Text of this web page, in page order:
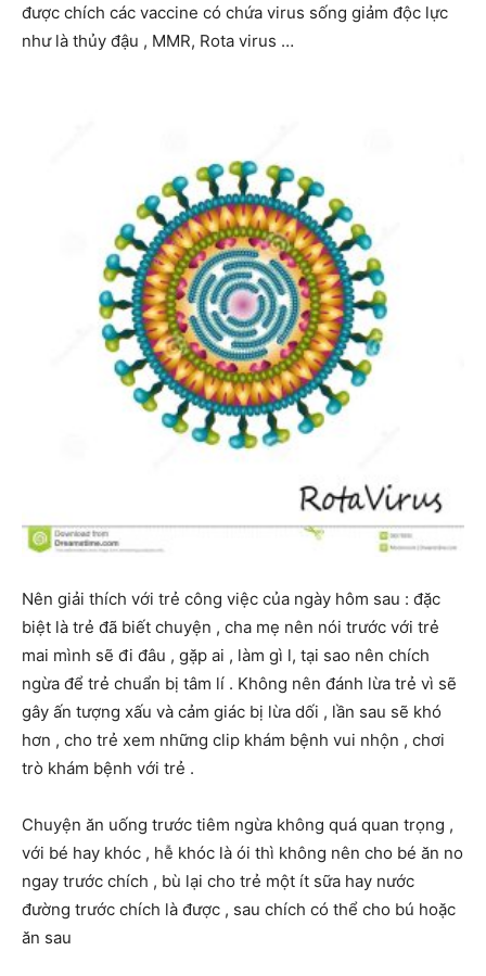
được chích các vaccine có chứa virus sống giảm độc lực
như là thủy đậu , MMR, Rota virus …
Nên giải thích với trẻ công việc của ngày hôm sau : đặc
biệt là trẻ đã biết chuyện , cha mẹ nên nói trước với trẻ
mai mình sẽ đi đâu , gặp ai , làm gì l, tại sao nên chích
ngừa để trẻ chuẩn bị tâm lí . Không nên đánh lừa trẻ vì sẽ
gây ấn tượng xấu và cảm giác bị lừa dối , lần sau sẽ khó
hơn , cho trẻ xem những clip khám bệnh vui nhộn , chơi
trò khám bệnh với trẻ .
Chuyện ăn uống trước tiêm ngừa không quá quan trọng ,
với bé hay khóc , hễ khóc là ói thì không nên cho bé ăn no
ngay trước chích , bù lại cho trẻ một ít sữa hay nước
đường trước chích là được , sau chích có thể cho bú hoặc
ăn sau